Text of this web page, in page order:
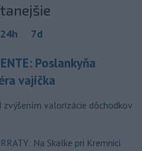
24h 7d
Poslankyňa
vajíčka
zvýšením valorizácie dôchodkov
Na Skalke pri Kremnici